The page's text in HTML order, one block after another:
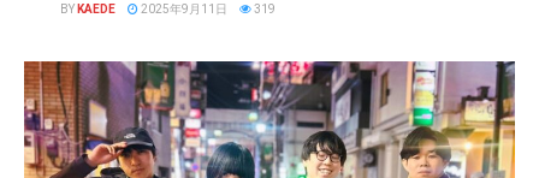
BY KAEDE 2025年9月11日 319